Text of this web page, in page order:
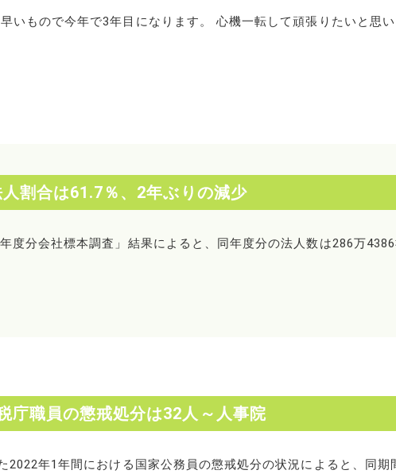
いもので今年で3年目になります。 心機一転して頑張りたいと思
割合は61.7％、2年ぶりの減少
度分会社標本調査」結果によると、同年度分の法人数は286万
庁職員の懲戒処分は32人～人事院
2022年1年間における国家公務員の懲戒処分の状況によると、同期